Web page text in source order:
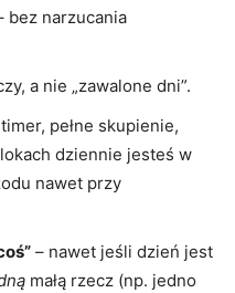
bez narzucania
a nie „zawalone dni”.
pełne skupienie,
dziennie jesteś w
nawet przy
– nawet jeśli dzień jest
małą rzecz (np. jedno